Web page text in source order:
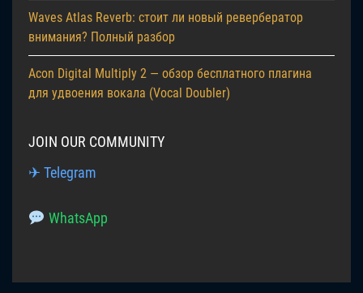
Waves Atlas Reverb: стоит ли новый ревербератор
внимания? Полный разбор
Acon Digital Multiply 2 — обзор бесплатного плагина
для удвоения вокала (Vocal Doubler)
JOIN OUR COMMUNITY
✈ Telegram
WhatsApp